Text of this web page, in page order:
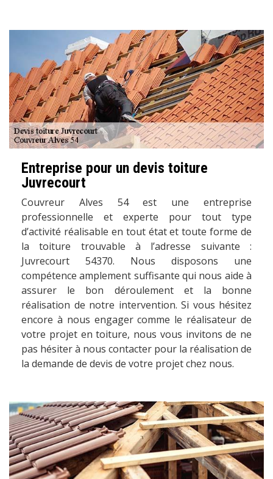
Entreprise pour un devis toiture
Juvrecourt
Couvreur Alves 54 est une entreprise
professionnelle et experte pour tout type
d’activité réalisable en tout état et toute forme de
la toiture trouvable à l’adresse suivante :
Juvrecourt 54370. Nous disposons une
compétence amplement suffisante qui nous aide à
assurer le bon déroulement et la bonne
réalisation de notre intervention. Si vous hésitez
encore à nous engager comme le réalisateur de
votre projet en toiture, nous vous invitons de ne
pas hésiter à nous contacter pour la réalisation de
la demande de devis de votre projet chez nous.